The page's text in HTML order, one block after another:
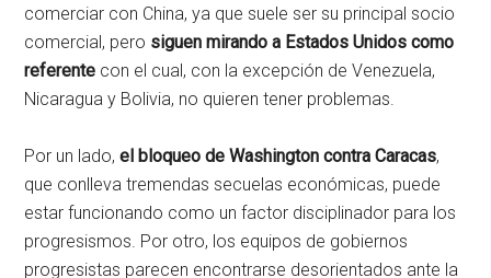
comerciar con China, ya que suele ser su principal socio
comercial, pero siguen mirando a Estados Unidos como
referente con el cual, con la excepción de Venezuela,
Nicaragua y Bolivia, no quieren tener problemas.
Por un lado,el bloqueo de Washington contra Caracas,
que conlleva tremendas secuelas económicas, puede
estar funcionando como un factor disciplinador para los
progresismos. Por otro, los equipos de gobiernos
progresistas parecen encontrarse desorientados ante la